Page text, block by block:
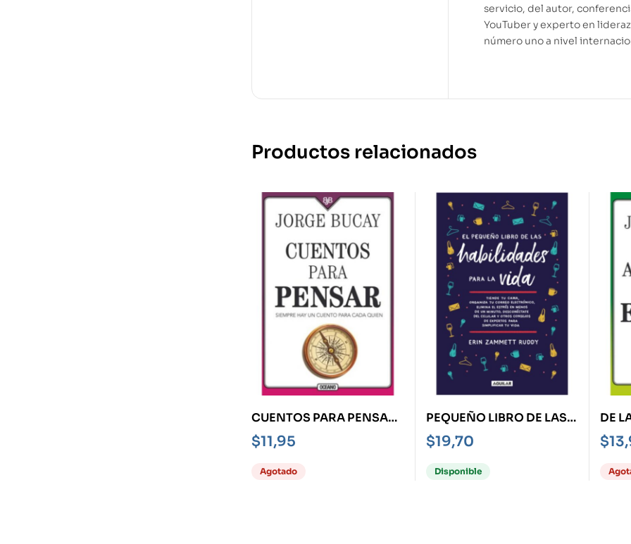
servicio, del autor,
YouTuber y experto en
número uno a nivel
Productos relacionados
CUENTOS PARA PENSAR
-SIEMPRE HAY UN
CUENTO PARA CADA
QUIEN
$11,95
Agotado
PEQUEÑO LIBRO DE LAS
HABILIDADES PARA LA
VIDA, L L
$19,70
Disponible
DE
$